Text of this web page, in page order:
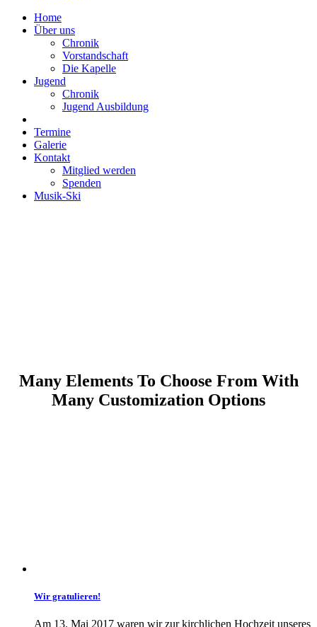
Home
Über uns
Chronik
Vorstandschaft
Die Kapelle
Jugend
Chronik
Jugend Ausbildung
Termine
Galerie
Kontakt
Mitglied werden
Spenden
Musik-Ski
Many Elements To Choose From With
Many Customization Options
Wir gratulieren!
Am 13. Mai 2017 waren wir zur kirchlichen Hochzeit unseres